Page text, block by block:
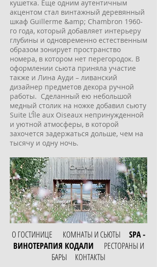
кушетка. Еще одним аутентичным
акцентом стал винтажный деревянный
шкаф Guillerme &amp; Chambron 1960-
го года, который добавляет интерьеру
глубины и одновременно естественным
образом зонирует пространство
номера, в котором нет перегородок. В
оформлении сьюта приняла участие
также и Лина Ауди – ливанский
дизайнер предметов декора ручной
работы. Сделанный ею небольшой
медный столик на ножке добавил сьюту
Suite L’Île aux Oiseaux непринужденной
и уютной атмосферы, в которой
захочется задержаться дольше, чем на
тысячу и одну ночь.
О ГОСТИНИЦЕ КОМНАТЫ И СЬЮТЫ
SPA -
ВИНОТЕРАПИЯ КОДАЛИ
РЕСТОРАНЫ И
БАРЫ
КОНТАКТЫ